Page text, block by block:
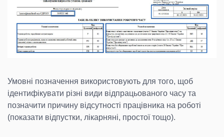
Умовні позначення використовують для того, щоб
ідентифікувати різні види відпрацьованого часу та
позначити причину відсутності працівника на роботі
(показати відпустки, лікарняні, простої тощо).